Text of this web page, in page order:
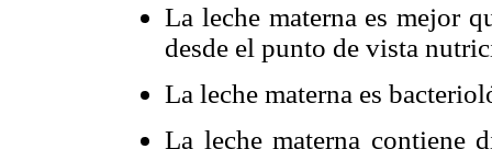
La leche materna es mejor
desde el punto de vista
La leche materna es
La leche materna contiene